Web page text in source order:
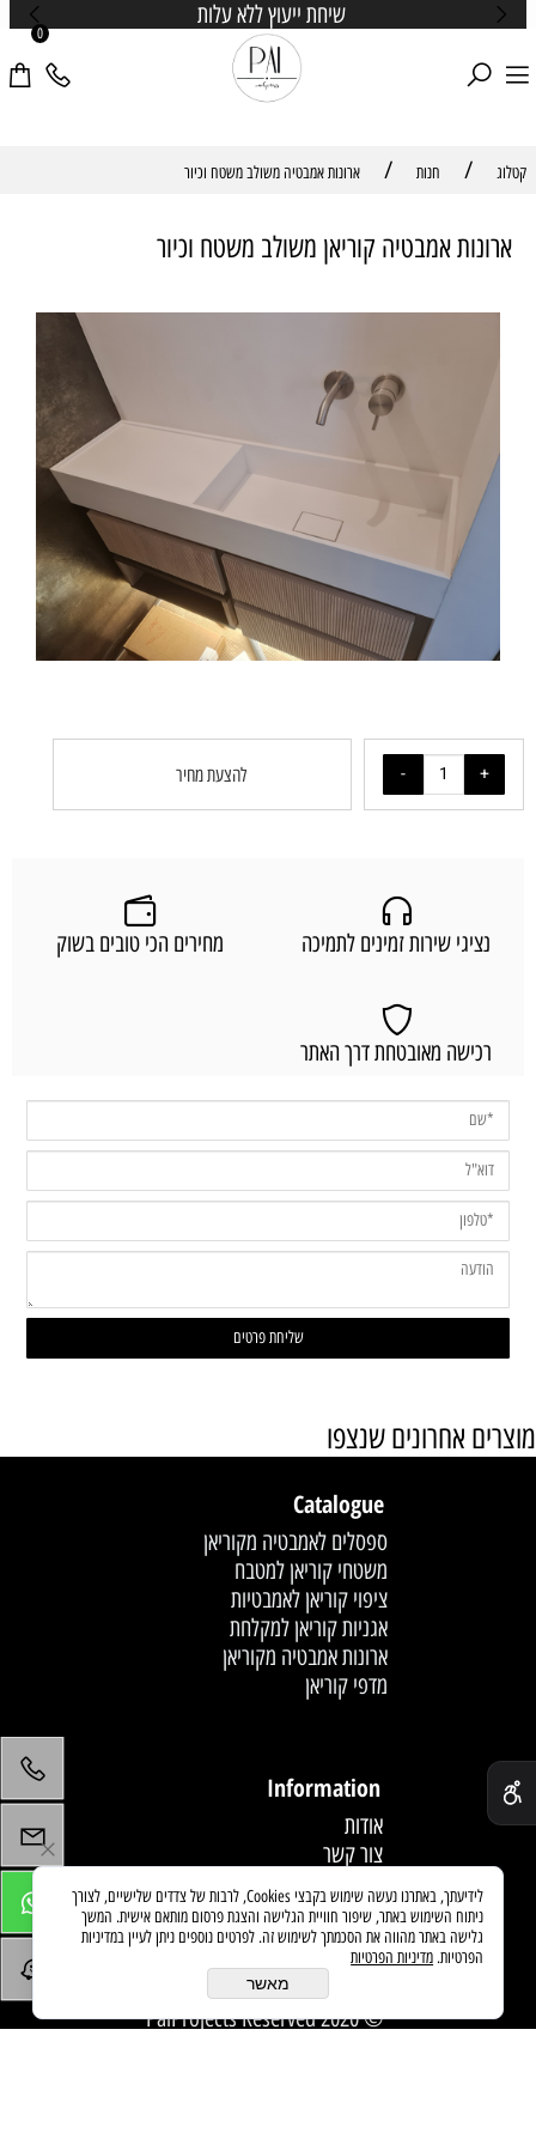
שיחת ייעוץ ללא עלות
0
קטלוג / חנות / ארונות אמבטיה משולב משטח וכיור
ארונות אמבטיה קוריאן משולב משטח וכיור
להצעת מחיר
נציגי שירות זמינים לתמיכה מחירים הכי טובים בשוק
רכישה מאובטחת דרך האתר
מוצרים אחרונים שנצפו
Catalogue
ספסלים לאמבטיה מקוריאן
משטחי קוריאן למטבח
ציפוי קוריאן לאמבטיות
אגניות קוריאן למקלחת
ארונות אמבטיה מקוריאן
מדפי קוריאן
Information
אודות
צור קשר
מדיניות משלוחים
מאמרים
© 2020 PaiProjects Reserved
לידיעתך, באתרנו נעשה שימוש בקבצי Cookies, לרבות של צדדים שלישיים, לצורך
ניתוח השימוש באתר, שיפור חוויית הגלישה והצגת פרסום מותאם אישית. המשך
גלישה באתר מהווה את הסכמתך לשימוש זה. לפרטים נוספים ניתן לעיין במדיניות
הפרטיות. מדיניות הפרטיות
מאשר